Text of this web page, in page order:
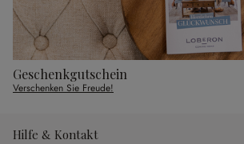
Geschenkgutschein
Verschenken Sie Freude!
Hilfe & Kontakt